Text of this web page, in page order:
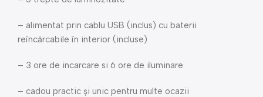
– alimentat prin cablu USB (inclus) cu baterii
reîncărcabile în interior (incluse)
– 3 ore de incarcare si 6 ore de iluminare
– cadou practic și unic pentru multe ocazii